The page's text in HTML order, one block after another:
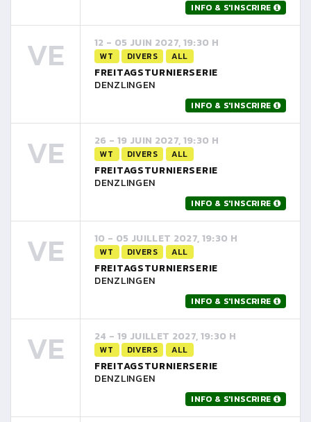
INFO & S'INSCRIRE
VE 12 - 05 JUIN 2027, 19:30 H
WT DIVERS ALL
FREITAGSTURNIERSERIE
DENZLINGEN
INFO & S'INSCRIRE
VE 26 - 19 JUIN 2027, 19:30 H
WT DIVERS ALL
FREITAGSTURNIERSERIE
DENZLINGEN
INFO & S'INSCRIRE
VE 10 - 05 JUILLET 2027, 19:30 H
WT DIVERS ALL
FREITAGSTURNIERSERIE
DENZLINGEN
INFO & S'INSCRIRE
VE 24 - 19 JUILLET 2027, 19:30 H
WT DIVERS ALL
FREITAGSTURNIERSERIE
DENZLINGEN
INFO & S'INSCRIRE